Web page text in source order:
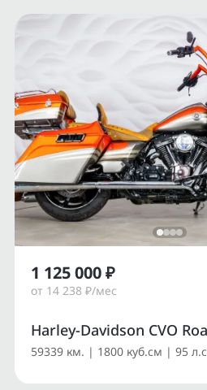
Harley-Davidson CVO
59339 км. | 1800 куб.см | 95 л.с
1 125 000 ₽
от 14 238 ₽/мес